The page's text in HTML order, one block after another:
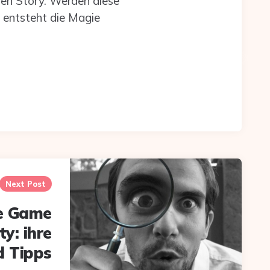
entsteht die Magie
Next Post
Game
ihre
Tipps